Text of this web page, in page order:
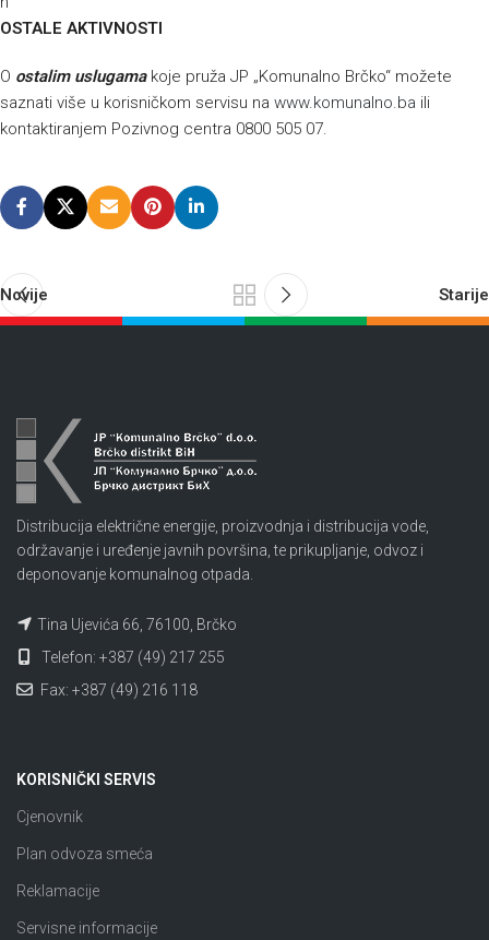
OSTALE AKTIVNOSTI
O ostalim uslugamakoje pruža JP „Komunalno Brčko“ možete
saznati više u korisničkom servisu na www.komunalno.ba ili
kontaktiranjem Pozivnog centra 0800 505 07.
Novije Starije
Distribucija električne energije, proizvodnja i distribucija vode,
održavanje i uređenje javnih površina, te prikupljanje, odvoz i
deponovanje komunalnog otpada.
Tina Ujevića 66, 76100, Brčko
Telefon: +387 (49) 217 255
Fax: +387 (49) 216 118
KORISNIČKI SERVIS
Cjenovnik
Plan odvoza smeća
Reklamacije
Servisne informacije